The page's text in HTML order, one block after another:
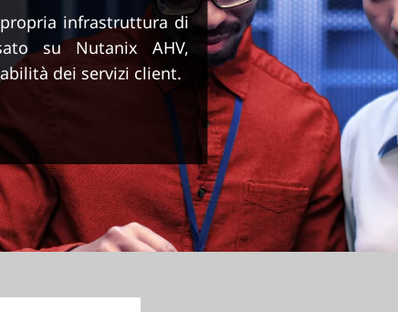
infrastruttura di
su Nutanix AHV,
dei servizi client.